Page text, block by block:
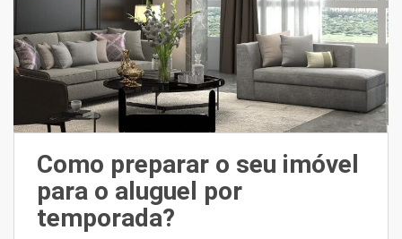
Como preparar o seu imóvel
para o aluguel por
temporada?